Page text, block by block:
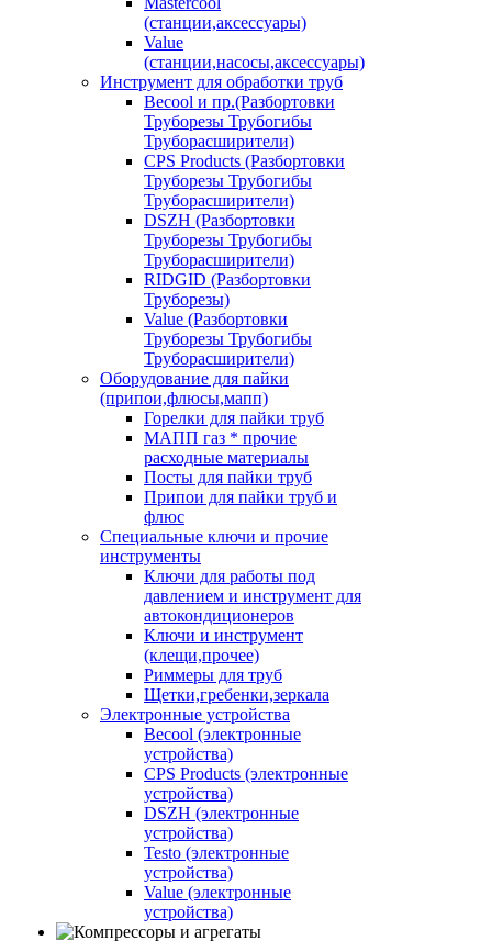
(станции,аксессуары)
Value
(станции,насосы,аксессуары)
Инструмент для обработки труб
Becool и пр.(Разбортовки
Труборезы Трубогибы
Труборасширители)
CPS Products (Разбортовки
Труборезы Трубогибы
Труборасширители)
DSZH (Разбортовки
Труборезы Трубогибы
Труборасширители)
RIDGID (Разбортовки
Труборезы)
Value (Разбортовки
Труборезы Трубогибы
Труборасширители)
Оборудование для пайки
(припои,флюсы,мапп)
Горелки для пайки труб
МАПП газ * прочие
расходные материалы
Посты для пайки труб
Припои для пайки труб и
флюс
Специальные ключи и прочие
инструменты
Ключи для работы под
давлением и инструмент для
автокондиционеров
Ключи и инструмент
(клещи,прочее)
Риммеры для труб
Щетки,гребенки,зеркала
Электронные устройства
Becool (электронные
устройства)
CPS Products (электронные
устройства)
DSZH (электронные
устройства)
Testo (электронные
устройства)
Value (электронные
устройства)